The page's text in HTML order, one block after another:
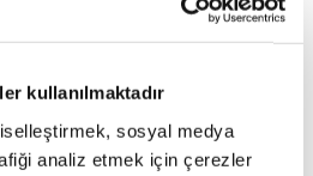
kullanılmaktadır
sosyal medya
analiz etmek için çerezler